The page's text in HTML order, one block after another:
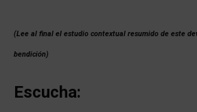
(Lee al final el estudio contextual resumido de este
bendición)
Escucha: